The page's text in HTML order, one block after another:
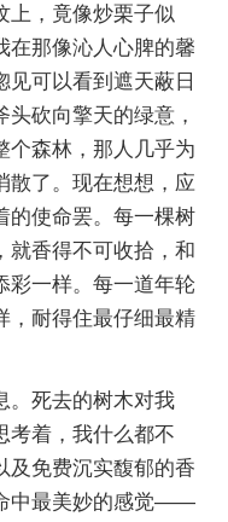
上，竟像炒栗子似
在那像沁人心脾的馨
见可以看到遮天蔽日
砍向擎天的绿意，
个森林，那人几乎为
散了。现在想想，应
的使命罢。每一棵树
就香得不可收拾，和
彩一样。每一道年轮
，耐得住最仔细最精
。死去的树木对我
考着，我什么都不
及免费沉实馥郁的香
中最美妙的感觉——